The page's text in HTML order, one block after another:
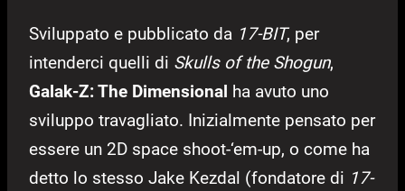
Sviluppato e pubblicato da 17-BIT, per
intenderci quelli di Skulls of the Shogun,
Galak-Z: The Dimensional ha avuto uno
sviluppo travagliato. Inizialmente pensato per
essere un 2D space shoot-‘em-up, o come ha
detto lo stesso Jake Kezdal (fondatore di 17-